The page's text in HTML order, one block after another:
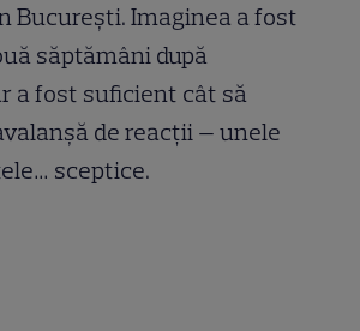
București. Imaginea a fost
săptămâni după
a fost suficient cât să
de reacții — unele
sceptice.